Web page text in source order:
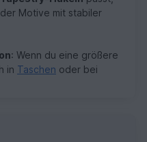
Motive mit stabiler
: Wenn du eine größere
in Taschen oder bei